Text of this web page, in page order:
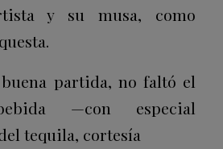
y su musa, como
partida, no faltó el
—con especial
tequila, cortesía